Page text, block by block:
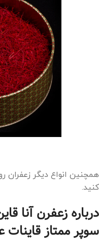
همچنین انواع دیگر زعفران
کنید.
درباره زعفرن آنا
سوپر ممتاز قاینات